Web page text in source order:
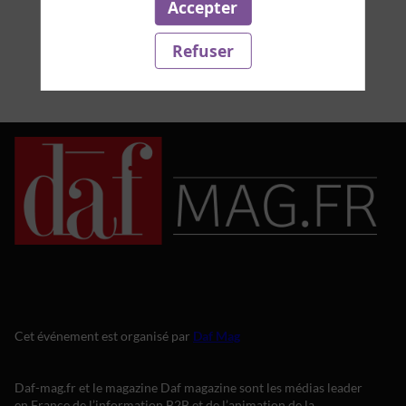
fugiat nulla pariatur. Excepteur sint occaecat
cupidatat non proident, sunt in culpa qui officia
deserunt mollit anim id est laborum.
Cet événement est organisé par Daf Mag
Daf-mag.fr et le magazine Daf magazine sont les médias leader
Accepter
Refuser